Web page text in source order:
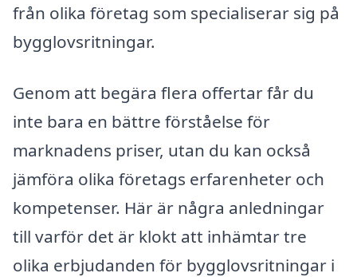
från olika företag som specialiserar sig på
bygglovsritningar.
Genom att begära flera offertar får du
inte bara en bättre förståelse för
marknadens priser, utan du kan också
jämföra olika företags erfarenheter och
kompetenser. Här är några anledningar
till varför det är klokt att inhämtar tre
olika erbjudanden för bygglovsritningar i